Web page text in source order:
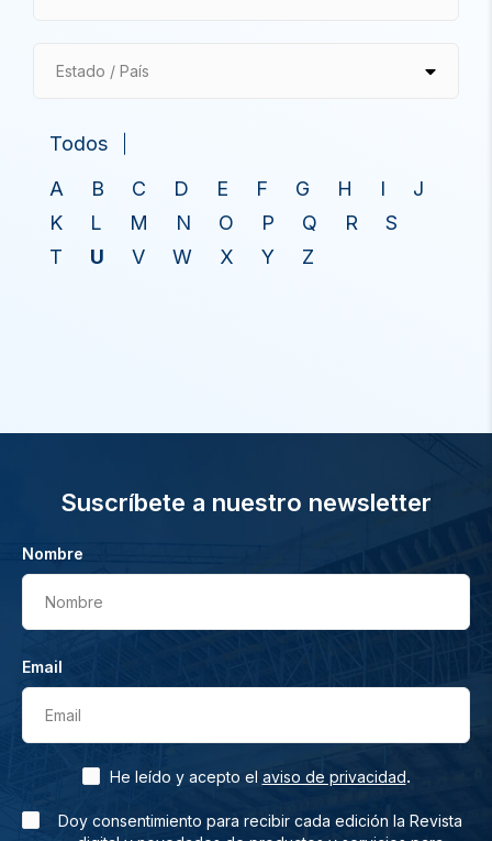
Estado / País
Todos
A
B C D E F G H I
J
K
L M N O P Q R
S
T
U V W X Y Z
Suscríbete a nuestro newsletter
Nombre
Nombre
Email
Email
He leído y acepto el aviso de privacidad.
Doy consentimiento para recibir cada edición la Revista